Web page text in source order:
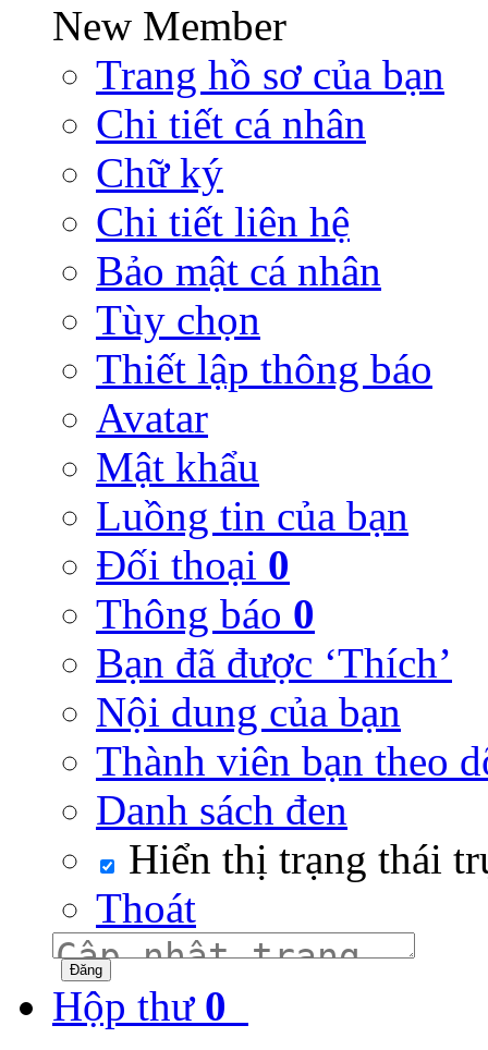
New Member
Trang hồ sơ của bạn
Chi tiết cá nhân
Chữ ký
Chi tiết liên hệ
Bảo mật cá nhân
Tùy chọn
Thiết lập thông báo
Avatar
Mật khẩu
Luồng tin của bạn
Đối thoại 0
Thông báo 0
Bạn đã được ‘Thích’
Nội dung của bạn
Thành viên bạn theo
Danh sách đen
Hiển thị trạng thái
Thoát
Hộp thư 0